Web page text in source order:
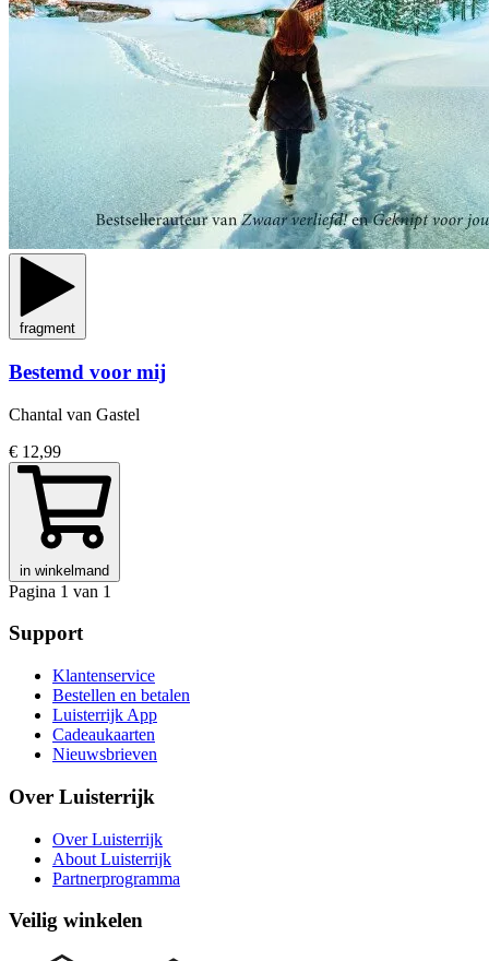
fragment
Bestemd voor mij
Chantal van Gastel
€ 12,99
in winkelmand
Pagina 1 van 1
Support
Klantenservice
Bestellen en betalen
Luisterrijk App
Cadeaukaarten
Nieuwsbrieven
Over Luisterrijk
Over Luisterrijk
About Luisterrijk
Partnerprogramma
Veilig winkelen